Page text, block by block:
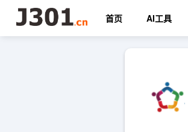
首页 AI工具